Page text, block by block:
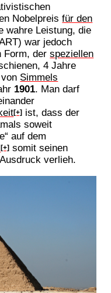
Nobelpreisfür den
wahre Leistung, die
war jedoch
Form, derspeziellen
4 Jahre
Simmels
1901. Man darf
[+] ist, dass der
soweit
auf dem
[+] somit seinen
verlieh.